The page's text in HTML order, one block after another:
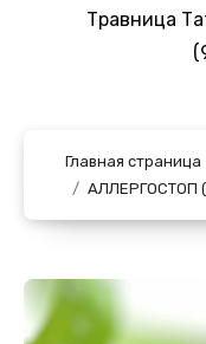
Травница
Главная страница
АЛЛЕРГОСТОП